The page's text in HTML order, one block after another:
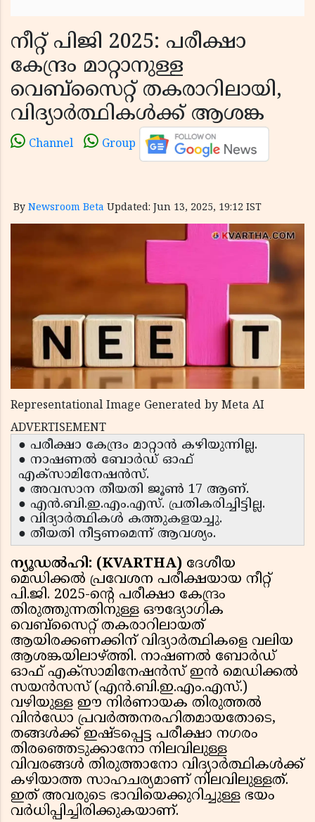
നീറ്റ് പിജി 2025: പരീക്ഷാ
കേന്ദ്രം മാറ്റാനുള്ള
വെബ്സൈറ്റ് തകരാറിലായി,
വിദ്യാർത്ഥികൾക്ക് ആശങ്ക
Channel Group
By Newsroom Beta Updated: Jun 13, 2025, 19:12 IST
Representational Image Generated by Meta AI
ADVERTISEMENT
● പരീക്ഷാ കേന്ദ്രം മാറ്റാൻ കഴിയുന്നില്ല.
● നാഷണൽ ബോർഡ് ഓഫ്
എക്സാമിനേഷൻസ്.
● അവസാന തീയതി ജൂൺ 17 ആണ്.
● എൻ.ബി.ഇ.എം.എസ്. പ്രതികരിച്ചിട്ടില്ല.
● വിദ്യാർത്ഥികൾ കത്തുകളയച്ചു.
● തീയതി നീട്ടണമെന്ന് ആവശ്യം.
ന്യൂഡൽഹി: (KVARTHA) ദേശീയ
മെഡിക്കൽ പ്രവേശന പരീക്ഷയായ നീറ്റ്
പി.ജി. 2025-ൻ്റെ പരീക്ഷാ കേന്ദ്രം
തിരുത്തുന്നതിനുള്ള ഔദ്യോഗിക
വെബ്സൈറ്റ് തകരാറിലായത്
ആയിരക്കണക്കിന് വിദ്യാർത്ഥികളെ വലിയ
ആശങ്കയിലാഴ്ത്തി. നാഷണൽ ബോർഡ്
ഓഫ് എക്സാമിനേഷൻസ് ഇൻ മെഡിക്കൽ
സയൻസസ് (എൻ.ബി.ഇ.എം.എസ്.)
വഴിയുള്ള ഈ നിർണായക തിരുത്തൽ
വിൻഡോ പ്രവർത്തനരഹിതമായതോടെ,
തങ്ങൾക്ക് ഇഷ്ടപ്പെട്ട പരീക്ഷാ നഗരം
തിരഞ്ഞെടുക്കാനോ നിലവിലുള്ള
വിവരങ്ങൾ തിരുത്താനോ വിദ്യാർത്ഥികൾക്ക്
കഴിയാത്ത സാഹചര്യമാണ് നിലവിലുള്ളത്.
ഇത് അവരുടെ ഭാവിയെക്കുറിച്ചുള്ള ഭയം
വർധിപ്പിച്ചിരിക്കുകയാണ്.